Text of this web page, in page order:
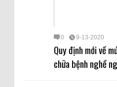
0 9-13-2020
Quy định mới về
chữa bệnh nghề